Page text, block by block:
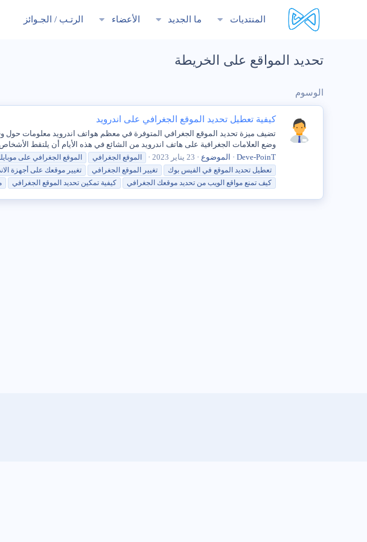
المنتديات ما الجديد الأعضاء الرتـب / الجـوائز
تحديد المواقع على الخريطة
الوسوم
كيفية تعطيل تحديد الموقع الجغرافي على اندرويد
تضيف ميزة تحديد الموقع الجغرافي المتوفرة في معظم هواتف اندرويد معلومات حول
وضع العلامات الجغرافية على هاتف اندرويد من الشائع في هذه الأيام أن يلتقط
Deve-PoinT
الموضوع 23 يناير 2023 الموقع الجغرافي الموقع الجغرافي على
تعطيل تحديد الموقع في الفيس بوك تغيير الموقع الجغرافي تغيير موقعك على أجهزة
كيف تمنع مواقع الويب من تحديد موقعك الجغرافي كيفية تمكين تحديد الموقع الجغرافي